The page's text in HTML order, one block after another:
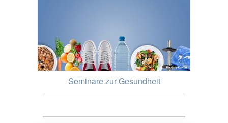
Seminare zur Gesundheit